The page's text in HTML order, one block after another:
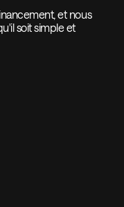
et nous
soit simple et